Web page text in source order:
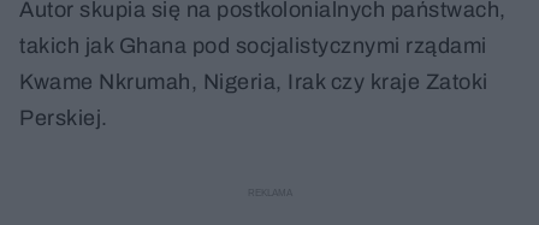
Autor skupia się na postkolonialnych państwach,
takich jak Ghana pod socjalistycznymi rządami
Kwame Nkrumah, Nigeria, Irak czy kraje Zatoki
Perskiej.